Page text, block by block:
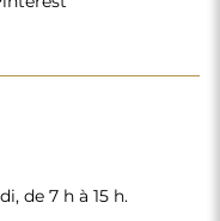
de 7 h à 15 h.